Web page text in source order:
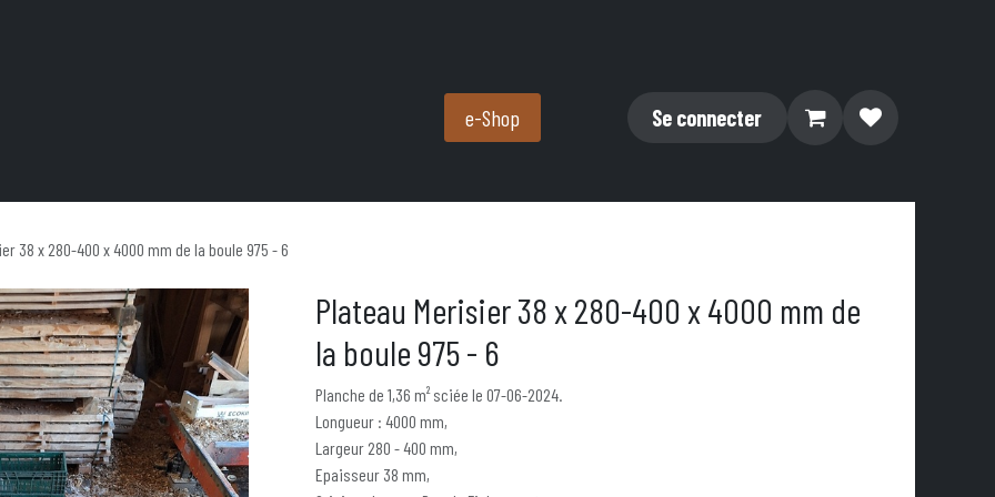
e-Shop Se connecter
38 x 280-400 x 4000 mm de la boule 975 - 6
Plateau Merisier 38 x 280-400 x 4000 mm de
la boule 975 - 6
Planche de 1,36 m² sciée le 07-06-2024.
Longueur : 4000 mm,
Largeur 280 - 400 mm,
Epaisseur 38 mm,